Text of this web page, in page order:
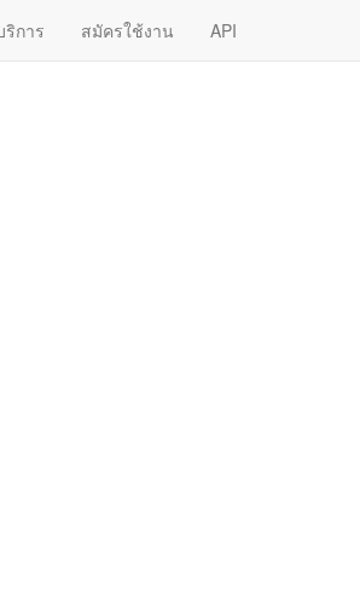
ริการ สมัครใช้งาน API